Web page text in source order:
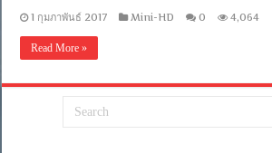
1 กุมภาพันธ์ 2017 Mini-HD 0 4,064
Read More »